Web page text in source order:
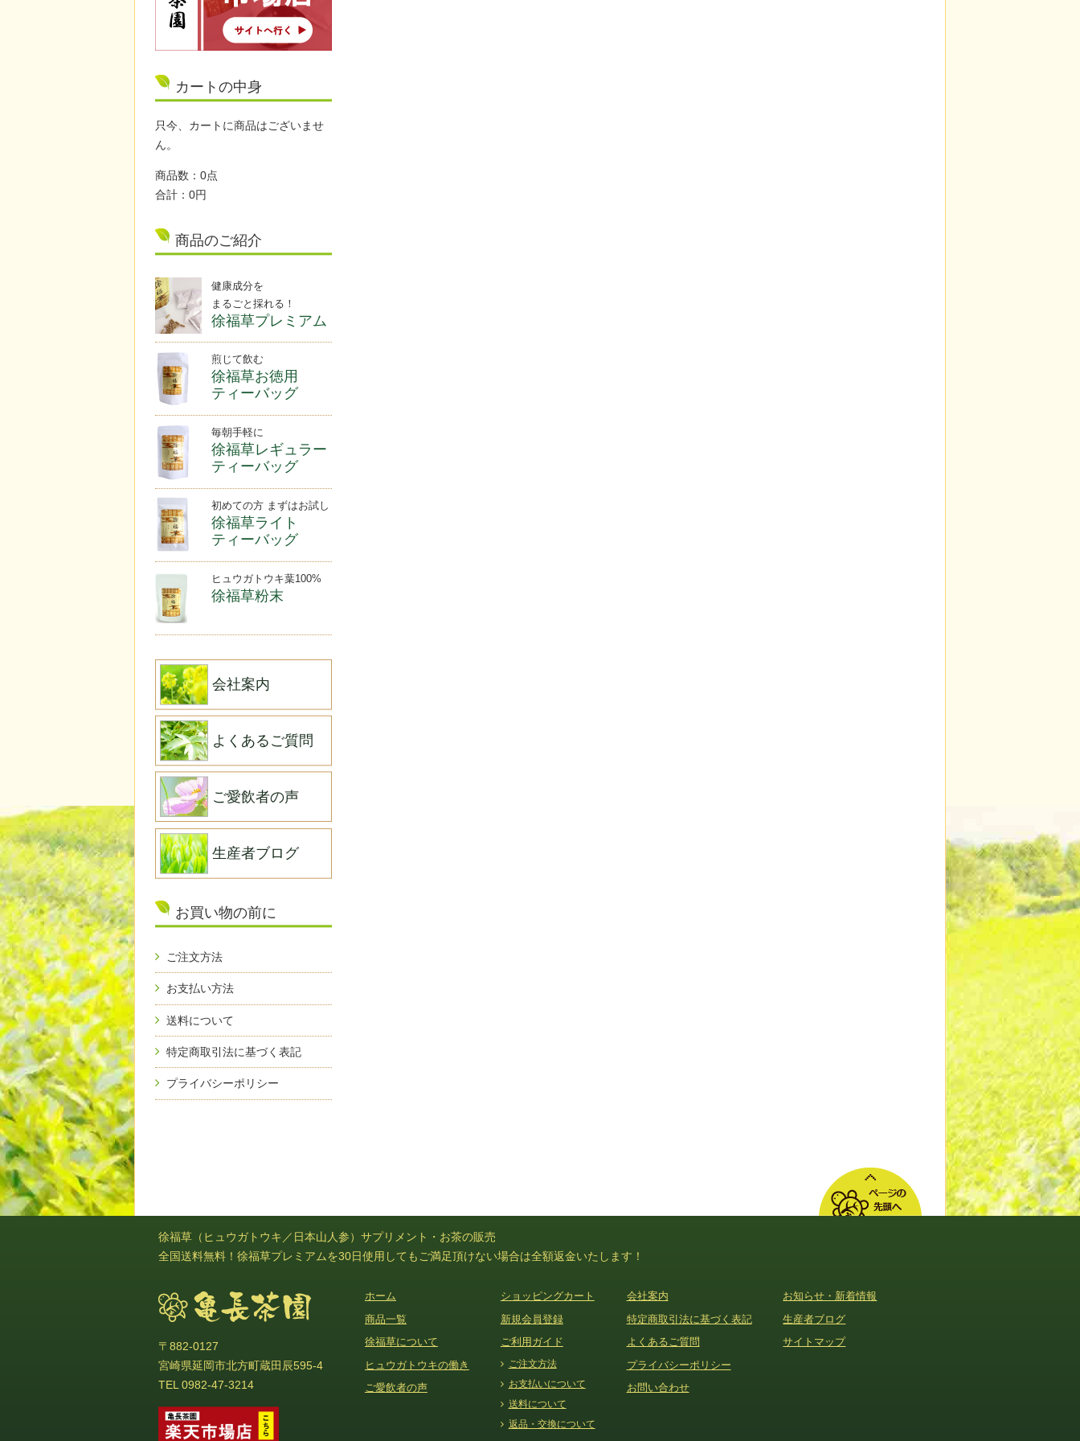
カートの中身
只今、カートに商品はございませ
ん。
商品数：0点
合計：0円
商品のご紹介
健康成分を
まるごと採れる！
徐福草プレミアム
煎じて飲む
徐福草お徳用
ティーバッグ
毎朝手軽に
徐福草レギュラー
ティーバッグ
初めての方 まずはお試し
徐福草ライト
ティーバッグ
ヒュウガトウキ葉100%
徐福草粉末
会社案内
よくあるご質問
ご愛飲者の声
生産者ブログ
お買い物の前に
ご注文方法
お支払い方法
送料について
特定商取引法に基づく表記
プライバシーポリシー
徐福草（ヒュウガトウキ／日本山人参）サプリメント・お茶の販売
全国送料無料！徐福草プレミアムを30日使用してもご満足頂けない場合は全額返金いたします！
〒882-0127
宮崎県延岡市北方町蔵田辰595-4
TEL 0982-47-3214
ホーム
商品一覧
徐福草について
ヒュウガトウキの働き
ご愛飲者の声
ショッピングカート
新規会員登録
ご利用ガイド
ご注文方法
お支払いについて
送料について
返品・交換について
会社案内
特定商取引法に基づく表記
よくあるご質問
プライバシーポリシー
お問い合わせ
お知らせ・新着情報
生産者ブログ
サイトマップ